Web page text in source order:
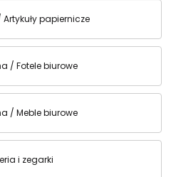
papiernicze
/ Fotele biurowe
/ Meble biurowe
i zegarki